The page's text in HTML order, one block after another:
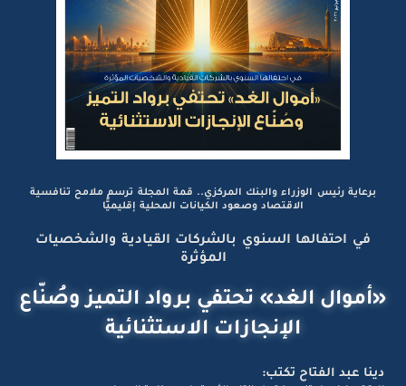
برعاية رئيس الوزراء والبنك المركزي.. قمة المجلة ترسم ملامح تنافسية
الاقتصاد وصعود الكيانات المحلية إقليميًّا
في احتفالها السنوي بالشركات القيادية والشخصيات
المؤثرة
«أموال الغد» تحتفي برواد التميز وصُنّاع
الإنجازات الاستثنائية
دينا عبد الفتاح تكتب: